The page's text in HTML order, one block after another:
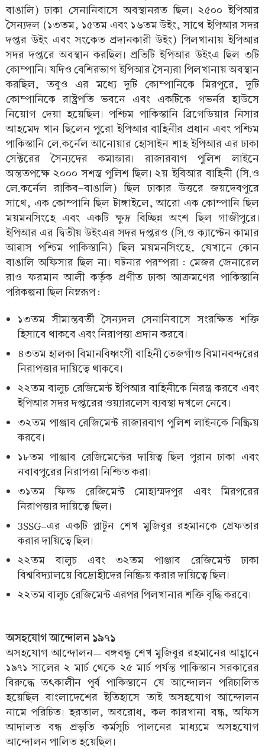
বাঙালি) ঢাকা সেনানিবাসে অবস্থানরত ছিল। ২৫০০ ইপিআর
সৈন্যদল (১৩তম, ১৫তম এবং ১৬তম উইং, সাথে ইপিআর সদর
দপ্তর উইং এবং সংকেত প্রদানকারী উইং) পিলখানায় ইপিআর
সদর দপ্তরে অবস্থান করছিল। প্রতিটি ইপিআর উইংএ ছিল ৩টি
কোম্পানি। যদিও বেশিরভাগ ইপিআর সৈন্যরা পিলখানায় অবস্থান
করছিল, তবুও এর মধ্যে দুটি কোম্পানিকে মিরপুরে, দুটি
কোম্পানিকে রাষ্ট্রপতি ভবনে এবং একটিকে গভর্নর হাউসে
নিয়োগ দেয়া হয়েছিল। পশ্চিম পাকিস্তানি ব্রিগেডিয়ার নিসার
আহমেদ খান ছিলেন পুরো ইপিআর বাহিনীর প্রধান এবং পশ্চিম
পাকিস্তানি লে.কর্নেল আনোয়ার হোসাইন শাহ ইপিআর এর ঢাকা
সেক্টরের সৈন্যদের কমান্ডার। রাজারবাগ পুলিশ লাইনে
অন্ততপক্ষে ২০০০ সশস্ত্র পুলিশ ছিল। ২য় ইবিআর বাহিনী (সি.ও
লে.কর্নেল রাকিব-বাঙালি) ছিল ঢাকার উত্তরে জয়দেবপুরে
সাথে, এক কোম্পানি ছিল টাঙ্গাইলে, আরো এক কোম্পানি ছিল
ময়মনসিংহে এবং একটি ক্ষুদ্র বিচ্ছিন্ন অংশ ছিল গাজীপুরে।
ইপিআর এর দ্বিতীয় উইংএর সদর দপ্তরও (সি.ও ক্যাপ্টেন কামার
আব্বাস পশ্চিম পাকিস্তানি) ছিল ময়মনসিংহে, যেখানে কোন
বাঙালি অফিসার ছিল না। ঘটনার পরম্পরা : মেজর জেনারেল
রাও ফরমান আলী কর্তৃক প্রণীত ঢাকা আক্রমণের পাকিস্তানি
পরিকল্পনা ছিল নিম্নরূপ :
১৩তম সীমান্তবর্তী সৈন্যদল সেনানিবাসে সংরক্ষিত শক্তি
হিসাবে থাকবে এবং নিরাপত্তা প্রদান করবে।
৪৩তম হালকা বিমানবিধ্বংসী বাহিনী তেজগাঁও বিমানবন্দরের
নিরাপত্তার দায়িত্বে থাকবে।
২২তম বালুচ রেজিমেন্ট ইপিআর বাহিনীকে নিরস্ত্র করবে এবং
ইপিআর সদর দপ্তরের ওয়্যারলেস ব্যবস্থা দখলে নেবে।
৩২তম পাঞ্জাব রেজিমেন্ট রাজারবাগ পুলিশ লাইনকে নিষ্ক্রিয়
করবে।
১৮তম পাঞ্জাব রেজিমেন্টের দায়িত্ব ছিল পুরান ঢাকা এবং
নবাবপুরের নিরাপত্তা নিশ্চিত করা।
৩১তম ফিল্ড রেজিমেন্ট মোহাম্মদপুর এবং মিরপরের
নিরাপত্তার দায়িত্বে ছিল।
3SSG-এর একটি প্লাটুন শেখ মুজিবুর রহমানকে গ্রেফতার
করার দায়িত্বে ছিল।
২২তম বালুচ এবং ৩২তম পাঞ্জাব রেজিমেন্ট ঢাকা
বিশ্ববিদ্যালয়ে বিদ্রোহীদের নিষ্ক্রিয় করার দায়িত্বে ছিল।
২২তম বালুচ রেজিমেন্ট এরপর পিলখানার শক্তি বৃদ্ধি করবে।
অসহযোগ আন্দোলন ১৯৭১
অসহযোগ আন্দোলন— বঙ্গবন্ধু শেখ মুজিবুর রহমানের আহ্বানে
১৯৭১ সালের ২ মার্চ থেকে ২৫ মার্চ পর্যন্ত পাকিস্তান সরকারের
বিরুদ্ধে তৎকালীন পূর্ব পাকিস্তানে যে আন্দোলন পরিচালিত
হয়েছিল বাংলাদেশের ইতিহাসে তাই অসহযোগ আন্দোলন
নামে পরিচিত। হরতাল, অবরোধ, কল কারখানা বন্ধ, অফিস
আদালত বন্ধ প্রভৃতি কর্মসূচি পালনের মাধ্যমে অসহযোগ
আন্দোলন পালিত হয়েছিল।